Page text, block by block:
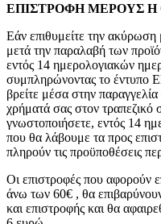
ΕΠΙΣΤΡΟΦΗ ΜΕΡΟΥΣ Η
Εάν επιθυμείτε την ακύρωση
μετά την παραλαβή των
εντός 14 ημερολογιακών
συμπληρώνοντας το
βρείτε μέσα στην
χρήματά σας στον
γνωστοποιήσετε, εντός 14
που θα λάβουμε τα προς
πληρούν τις προϋποθέσεις
Οι επιστροφές που αφορούν
άνω των 60€ , θα
και επιστροφής και θα